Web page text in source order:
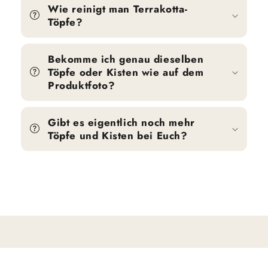
Wie reinigt man Terrakotta-
Töpfe?
Bekomme ich genau dieselben
Töpfe oder Kisten wie auf dem
Produktfoto?
Gibt es eigentlich noch mehr
Töpfe und Kisten bei Euch?